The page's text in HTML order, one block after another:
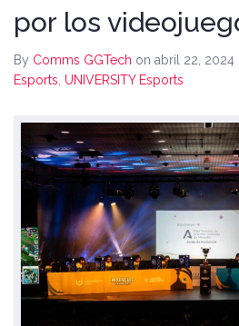
por los
By Comms GGTech on abril 22, 2024
Esports UNIVERSITY Esports